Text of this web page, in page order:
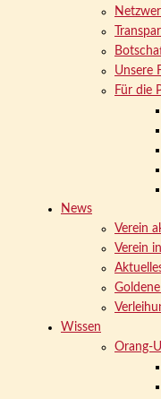
Unsere
Für die
News
Verein
Verein
Wissen
Orang-